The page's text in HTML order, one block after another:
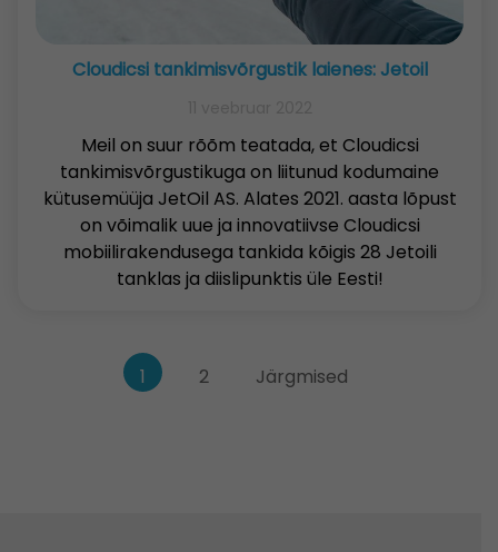
Cloudicsi tankimisvõrgustik laienes: Jetoil
Meil on suur rõõm teatada, et Cloudicsi
tankimisvõrgustikuga on liitunud kodumaine
kütusemüüja JetOil AS. Alates 2021. aasta lõpust
on võimalik uue ja innovatiivse Cloudicsi
mobiilirakendusega tankida kõigis 28 Jetoili
tanklas ja diislipunktis üle Eesti!
1 2 Järgmised